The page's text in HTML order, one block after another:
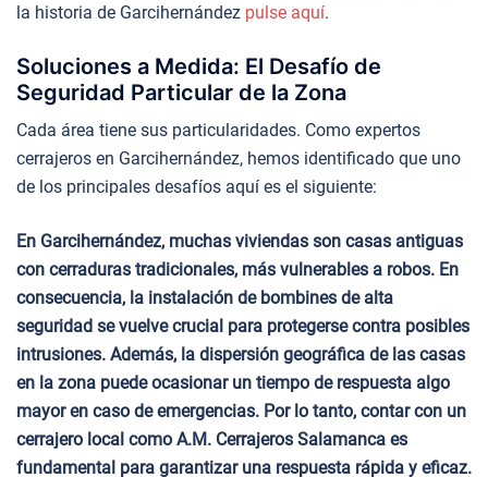
la historia de Garcihernández pulse aquí.
Soluciones a Medida: El Desafío de
Seguridad Particular de la Zona
Cada área tiene sus particularidades. Como expertos
cerrajeros en Garcihernández, hemos identificado que uno
de los principales desafíos aquí es el siguiente:
En Garcihernández, muchas viviendas son casas antiguas
con cerraduras tradicionales, más vulnerables a robos. En
consecuencia, la instalación de bombines de alta
seguridad se vuelve crucial para protegerse contra posibles
intrusiones. Además, la dispersión geográfica de las casas
en la zona puede ocasionar un tiempo de respuesta algo
mayor en caso de emergencias. Por lo tanto, contar con un
cerrajero local como A.M. Cerrajeros Salamanca es
fundamental para garantizar una respuesta rápida y eficaz.